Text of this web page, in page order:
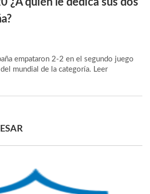
empataron 2-2 en el segundo juego
mundial de la categoría. Leer